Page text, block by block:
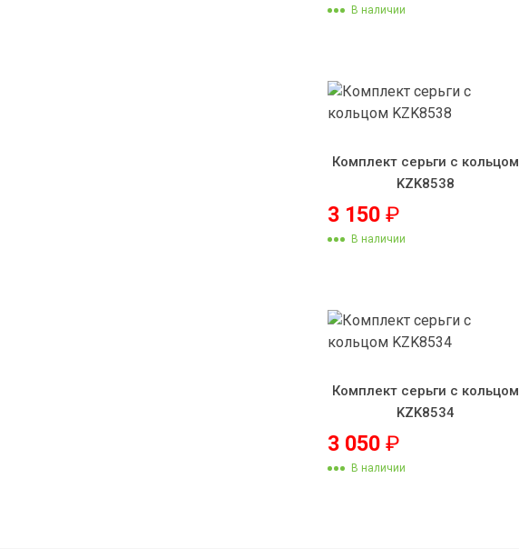
В наличии
Комплект серьги с кольцом
KZK8538
3 150 ₽
В наличии
Комплект серьги с кольцом
KZK8534
3 050 ₽
В наличии